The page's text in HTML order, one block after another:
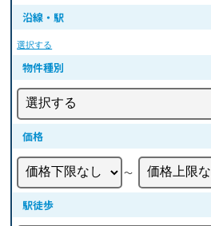
沿線・駅
選択する
物件種別
価格
〜
駅徒歩